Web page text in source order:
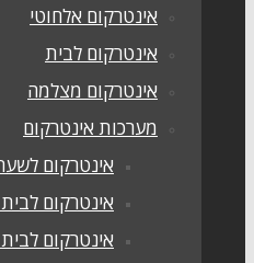
אינטרקום אלחוטי
אינטרקום לבית
אינטרקום מצלמה
מערכות אינטרקום
אינטרקום לשער
אינטרקום לבית פרטי
אינטרקום לבית משותף